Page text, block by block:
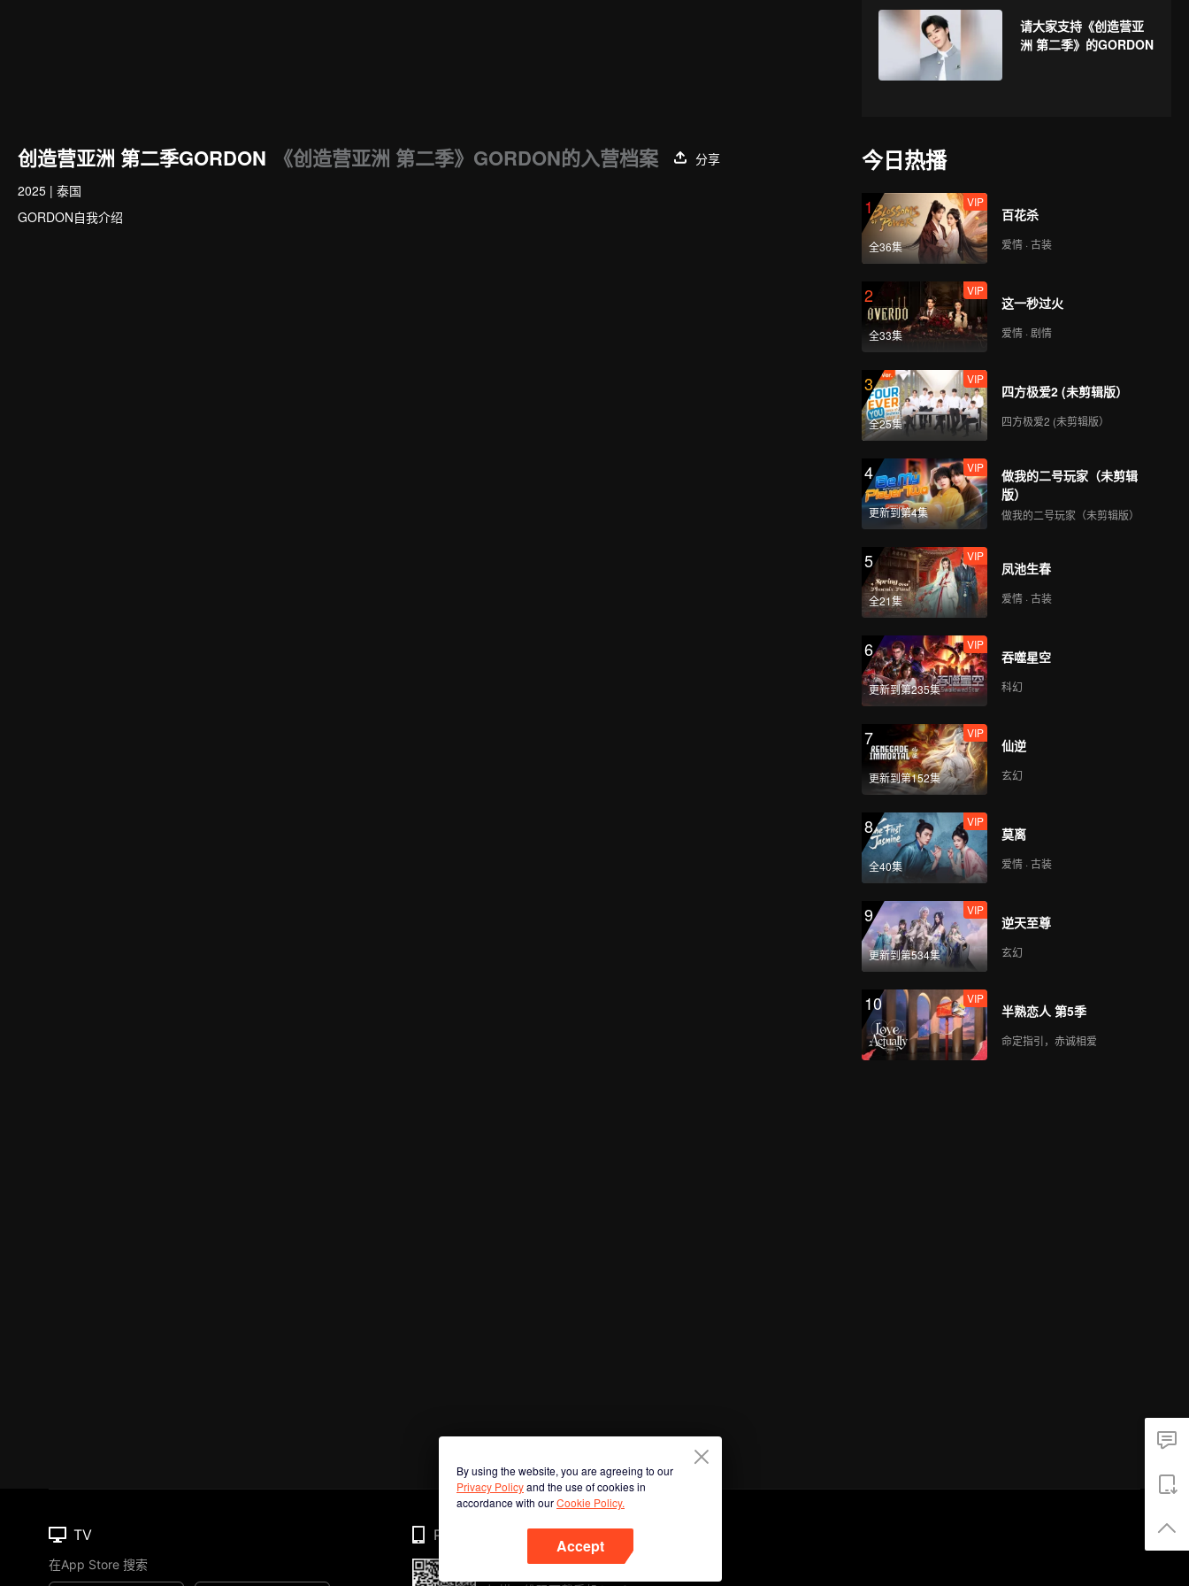
请大家支持《创造营亚
洲 第二季》的GORDON
创造营亚洲 第二季GORDON 《创造营亚洲 第二季》GORDON的入营档案
分享
2025 | 泰国
GORDON自我介绍
今日热播
1
全36集
VIP
百花杀
爱情 · 古装
2
全33集
VIP
这一秒过火
爱情 · 剧情
3
全25集
VIP
四方极爱2 (未剪辑版）
四方极爱2 (未剪辑版）
4
更新到第4集
VIP
做我的二号玩家（未剪辑
版）
做我的二号玩家（未剪辑版）
5
全21集
VIP
凤池生春
爱情 · 古装
6
更新到第235集
VIP
吞噬星空
科幻
7
更新到第152集
VIP
仙逆
玄幻
8
全40集
VIP
莫离
爱情 · 古装
9
更新到第534集
VIP
逆天至尊
玄幻
10 VIP
半熟恋人 第5季
命定指引，赤诚相爱
By using the website, you are agreeing to our
Privacy Policyand the use of cookies in
accordance with ourCookie Policy.
Accept
TV
在App Store 搜索
Phone